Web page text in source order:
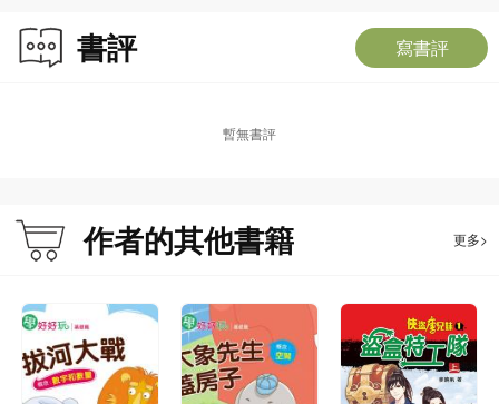
書評 寫書評
暫無書評
作者的其他書籍 更多>